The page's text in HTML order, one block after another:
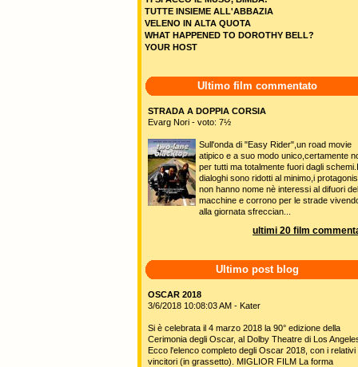
TUTTE INSIEME ALL'ABBAZIA
VELENO IN ALTA QUOTA
WHAT HAPPENED TO DOROTHY BELL?
YOUR HOST
Ultimo film commentato
STRADA A DOPPIA CORSIA
Evarg Nori - voto: 7½
Sull'onda di "Easy Rider",un road movie
atipico e a suo modo unico,certamente
per tutti ma totalmente fuori dagli schemi.I
dialoghi sono ridotti al minimo,i
non hanno nome nè interessi al difuori
macchine e corrono per le strade
alla giornata sfreccian...
ultimi 20 film
Ultimo post blog
OSCAR 2018
3/6/2018 10:08:03 AM - Kater
Si è celebrata il 4 marzo 2018 la 90° edizione della
Cerimonia degli Oscar, al Dolby Theatre di Los
Ecco l'elenco completo degli Oscar 2018, con i relativi
vincitori (in grassetto). MIGLIOR FILM La forma